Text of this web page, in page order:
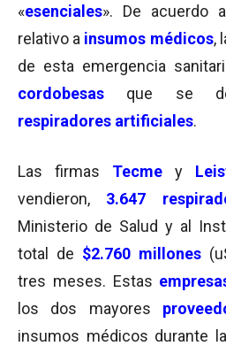
«esenciales». De acuerdo
relativo a insumos médicos,
de esta emergencia
cordobesas que se
respiradores artificiales.
Las firmas Tecme y
vendieron, 3.647
Ministerio de Salud y al
total de $2.760 millones
tres meses. Estas
los dos mayores
insumos médicos durante la